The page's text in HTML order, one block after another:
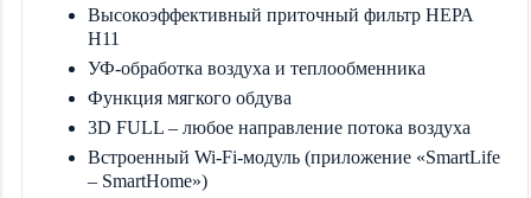
Высокоэффективный приточный фильтр НЕРА
Н11
УФ-обработка воздуха и теплообменника
Функция мягкого обдува
3D FULL – любое направление потока воздуха
Встроенный Wi-Fi-модуль (приложение «SmartLife
– SmartHome»)